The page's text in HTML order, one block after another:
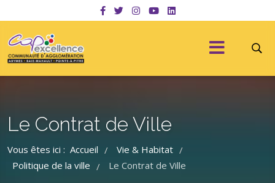
Le Contrat de Ville
Vous êtes ici : Accueil / Vie & Habitat /
Politique de la ville / Le Contrat de Ville